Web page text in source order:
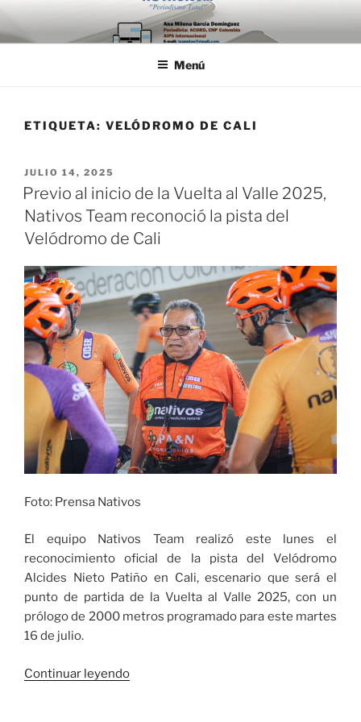
Saltar
al
contenido
Menú
ETIQUETA: VELÓDROMO DE CALI
PUBLICADO
EL
JULIO 14, 2025
Previo al inicio de la Vuelta al Valle 2025,
Nativos Team reconoció la pista del
Velódromo de Cali
Foto: Prensa Nativos
El equipo Nativos Team realizó este lunes el
reconocimiento oficial de la pista del Velódromo
Alcides Nieto Patiño en Cali, escenario que será el
punto de partida de la Vuelta al Valle 2025, con un
prólogo de 2000 metros programado para este martes
16 de julio.
Continuar leyendo«Previo